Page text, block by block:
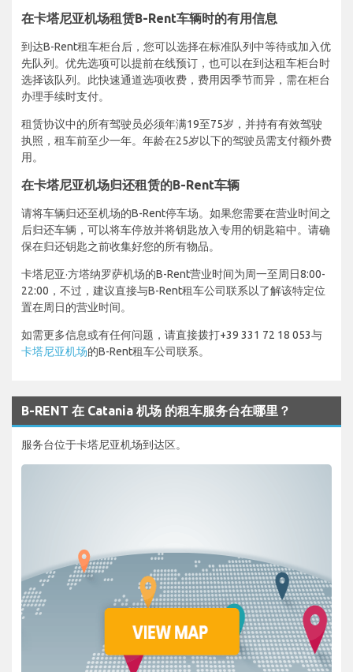
在卡塔尼亚机场租赁B-Rent车辆时的有用信息
到达B-Rent租车柜台后，您可以选择在标准队列中等待或加入优
先队列。优先选项可以提前在线预订，也可以在到达租车柜台时
选择该队列。此快速通道选项收费，费用因季节而异，需在柜台
办理手续时支付。
租赁协议中的所有驾驶员必须年满19至75岁，并持有有效驾驶
执照，租车前至少一年。年龄在25岁以下的驾驶员需支付额外费
用。
在卡塔尼亚机场归还租赁的B-Rent车辆
请将车辆归还至机场的B-Rent停车场。如果您需要在营业时间之
后归还车辆，可以将车停放并将钥匙放入专用的钥匙箱中。请确
保在归还钥匙之前收集好您的所有物品。
卡塔尼亚·方塔纳罗萨机场的B-Rent营业时间为周一至周日8:00-
22:00，不过，建议直接与B-Rent租车公司联系以了解该特定位
置在周日的营业时间。
如需更多信息或有任何问题，请直接拨打+39 331 72 18 053与
卡塔尼亚机场的B-Rent租车公司联系。
B-RENT 在 Catania 机场 的租车服务台在哪里？
服务台位于卡塔尼亚机场到达区。